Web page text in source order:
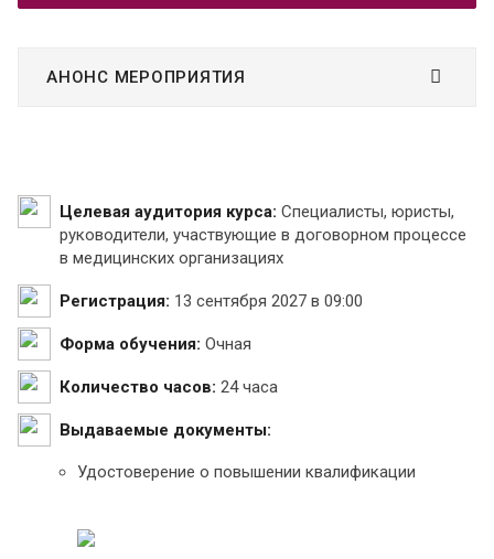
АНОНС МЕРОПРИЯТИЯ
Целевая аудитория курса: Специалисты, юристы,
руководители, участвующие в договорном процессе
в медицинских организациях
Регистрация: 13 сентября 2027 в 09:00
Форма обучения: Очная
Количество часов: 24 часа
Выдаваемые документы:
Удостоверение о повышении квалификации